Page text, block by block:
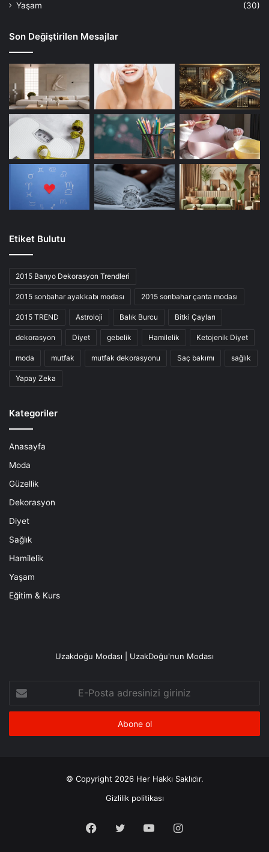
Yaşam
(30)
Son Değiştirilen Mesajlar
Etiket Bulutu
2015 Banyo Dekorasyon Trendleri
2015 sonbahar ayakkabı modası 2015 sonbahar çanta modası
2015 TREND Astroloji Balık Burcu Bitki Çayları
dekorasyon Diyet gebelik Hamilelik Ketojenik Diyet
moda mutfak mutfak dekorasyonu Saç bakımı sağlık
Yapay Zeka
Kategoriler
Anasayfa
Moda
Güzellik
Dekorasyon
Diyet
Sağlık
Hamilelik
Yaşam
Eğitim & Kurs
Uzakdoğu Modası | UzakDoğu'nun Modası
Posta
adresinizi
© Copyright 2026 Her Hakkı Saklıdır.
Gizlilik politikası
Facebook
X YouTubeInstagram